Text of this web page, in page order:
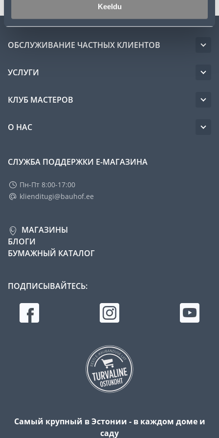
Keeldu
ОБСЛУЖИВАНИЕ ЧАСТНЫХ КЛИЕНТОВ
УСЛУГИ
КЛУБ МАСТЕРОВ
О НАС
СЛУЖБА ПОДДЕРЖКИ Е-МАГАЗИНА
Пн-Пт 8:00-17:00
klienditugi@bauhof.ee
МАГАЗИНЫ
БЛОГИ
БУМАЖНЫЙ КАТАЛОГ
ПОДПИСЫВАЙТЕСЬ:
Самый крупный в Эстонии - в каждом доме и
саду